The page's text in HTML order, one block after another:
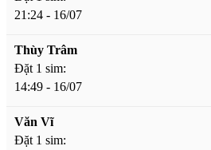
21:24 - 16/07
Thùy Trâm
Đặt 1 sim:
14:49 - 16/07
Văn Vĩ
Đặt 1 sim: